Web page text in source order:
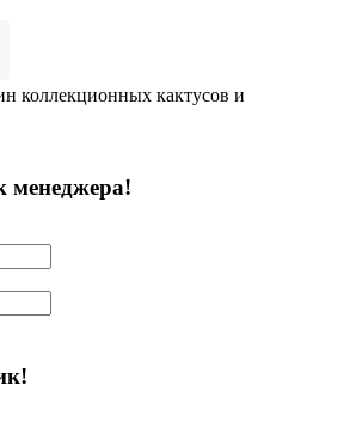
коллекционных кактусов и
менеджера!